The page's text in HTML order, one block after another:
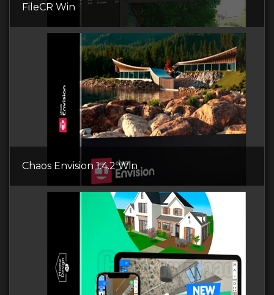
FileCR Win
Chaos Envision 1.4.2 Win